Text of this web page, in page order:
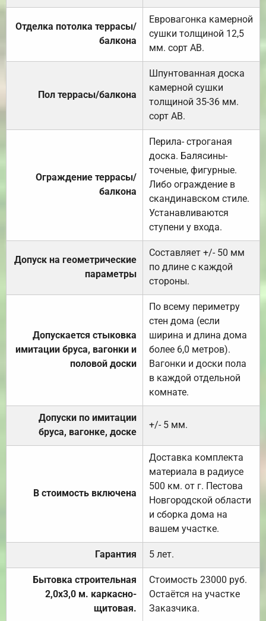
Отделка потолка террасы/
балкона
Евровагонка камерной
сушки толщиной 12,5
мм. сорт АВ.
Пол террасы/балкона
Шпунтованная доска
камерной сушки
толщиной 35-36 мм.
сорт АВ.
Ограждение террасы/
балкона
Перила- строганая
доска. Балясины-
точеные, фигурные.
Либо ограждение в
скандинавском стиле.
Устанавливаются
ступени у входа.
Допуск на геометрические
параметры
Составляет +/- 50 мм
по длине с каждой
стороны.
Допускается стыковка
имитации бруса, вагонки и
половой доски
По всему периметру
стен дома (если
ширина и длина дома
более 6,0 метров).
Вагонки и доски пола
в каждой отдельной
комнате.
Допуски по имитации
бруса, вагонке, доске
+/- 5 мм.
В стоимость включена
Доставка комплекта
материала в радиусе
500 км. от г. Пестова
Новгородской области
и сборка дома на
вашем участке.
Гарантия 5 лет.
Бытовка строительная
2,0х3,0 м. каркасно-
щитовая.
Стоимость 23000 руб.
Остаётся на участке
Заказчика.